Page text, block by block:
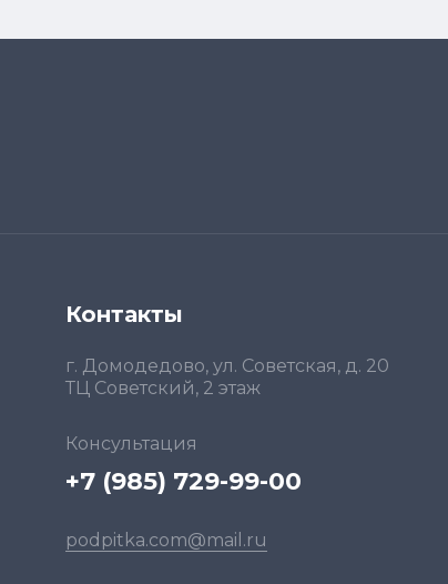
Контакты
г. Домодедово, ул. Советская, д. 20
ТЦ Советский, 2 этаж
Консультация
+7 (985) 729-99-00
podpitka.com@mail.ru